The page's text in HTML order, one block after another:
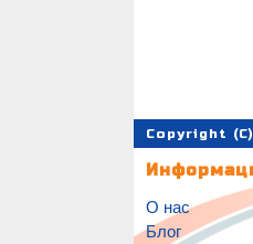
Copyright
О нас
Блог